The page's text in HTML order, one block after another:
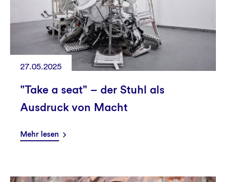
27.05.2025
"Take a seat" – der Stuhl als
Ausdruck von Macht
Mehr lesen